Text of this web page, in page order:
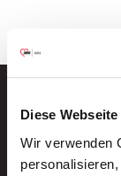
Diese
Wir verwenden